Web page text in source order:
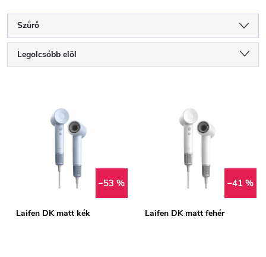
Szűrő
T
k
Legolcsóbb elöl
ABC szerint
é
–53 %
Laifen DK matt kék
–41 %
Laifen DK matt fehér